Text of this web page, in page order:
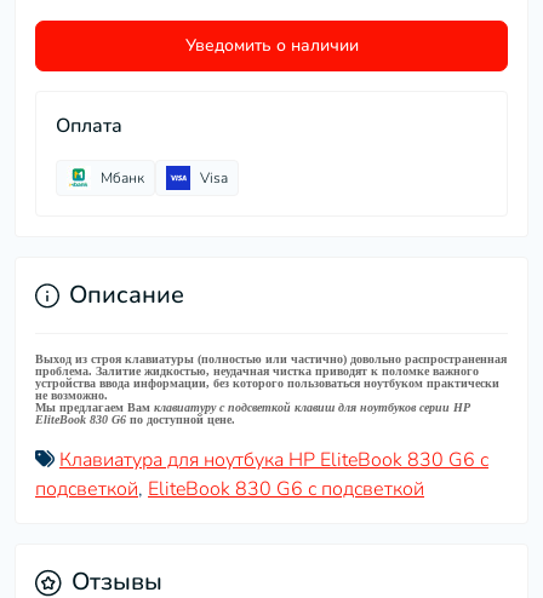
Уведомить о наличии
Оплата
Мбанк Visa
Описание
Выход из строя клавиатуры (полностью или частично) довольно распространенная
проблема. Залитие жидкостью, неудачная чистка приводят к поломке важного
устройства ввода информации, без которого пользоваться ноутбуком практически
не возможно.
Мы предлагаем Вам клавиатуру с подсветкой клавиш для ноутбуков серии HP
EliteBook 830 G6 по доступной цене.
Клавиатура для ноутбука HP EliteBook 830 G6 с
подсветкой, EliteBook 830 G6 с подсветкой
Отзывы